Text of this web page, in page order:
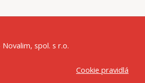
spol. s r.o.
Cookie pravidlá